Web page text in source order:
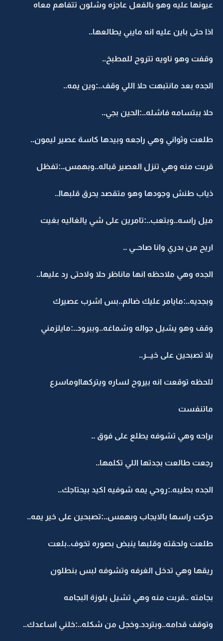
عيونها عليه وهو بالفعل عاجزه وشلون تتفاهم معاه
اذا حتى باين عليه انه مايبي يطالعها..
وقفت وهو ناويه تتروح للمطبخ..
الجده بعد مانتبهت حلا اللي وقف..:وين يمه..
حلا ببتسامه فاشله..:الحين بجي..
طلعت وثواني وهي راجعه وبيدها كاسة عصير ليمون..
قربت منه وهي تنزل العصير قباله..وبهمس..:تفظل
ذياب طنش وجودها وهو متقصد يحرق قلبهاا..
ميل راسه..وبتعب..:تامرين على شي يالغاليه بغيت
اريح من بدري وانا صاحــي ..
الجده وهي ملاحظه انها ماناظر حلا ولاحتى رد عليها..
وبجديه..:مايامر عليك ضالم..بس اشرب عصيرك
وقف وهو يشيل جواله وشماغه..وببرود..:مايلزمني
يلا تصبحين على خيـــر..
للحظه توقعت انه بيروح لساره ويتركهااوماسرع
ماتنفست
براحه وهي تشوفه يطلع على فوق ..
رجعت طالعت بجدتها اللي تكلمها..
الجده بطيبه.:روحي يمه شوفيه اكيد بيحتاجك..
حركت راسها بالايجاب وبهمس..:تصبحين على خير يمه..
طلعت ولحقته وقلبها ينبض بصوره تخوف..بلعت
ريقها وهي تدخل الغرفه وتشوفه لبس بنطلون
بجامته ..قربت منه وهي تشيل بلوزة البجامه
وتوقف قدامه..وبتردد.وخجل من شكله..:خلني اساعدك..